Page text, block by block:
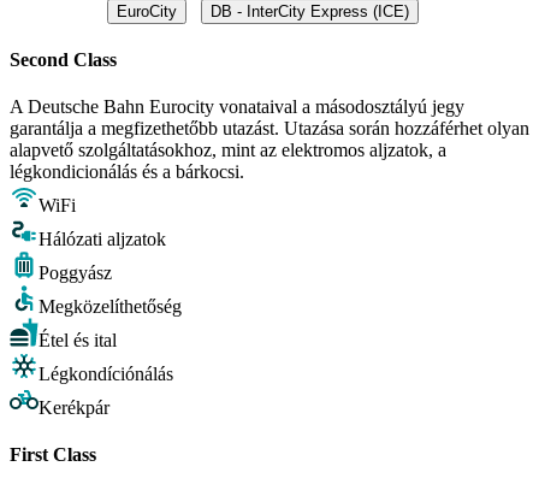
EuroCity DB - InterCity Express (ICE)
Second Class
A Deutsche Bahn Eurocity vonataival a másodosztályú jegy
garantálja a megfizethetőbb utazást. Utazása során hozzáférhet olyan
alapvető szolgáltatásokhoz, mint az elektromos aljzatok, a
légkondicionálás és a bárkocsi.
WiFi
Hálózati aljzatok
Poggyász
Megközelíthetőség
Étel és ital
Légkondíciónálás
Kerékpár
First Class